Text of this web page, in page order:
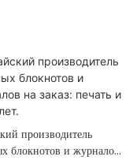
производитель
блокнотов и журналов